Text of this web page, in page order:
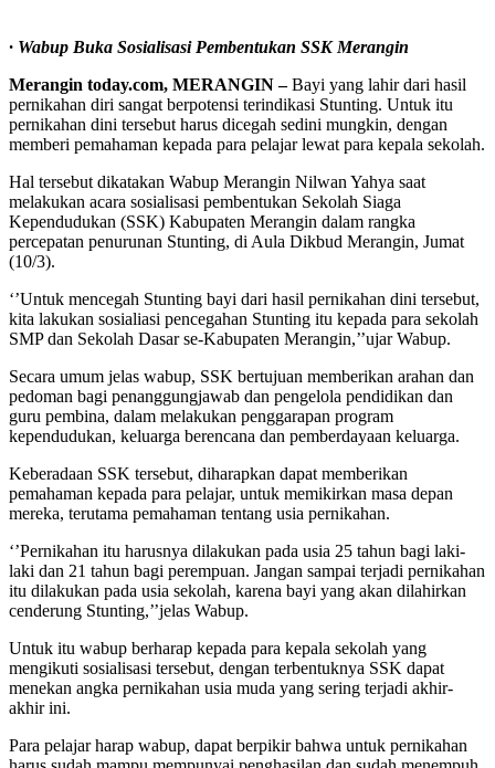
· Wabup Buka Sosialisasi Pembentukan SSK Merangin
Merangin today.com, MERANGIN –Bayi yang lahir dari hasil
pernikahan diri sangat berpotensi terindikasi Stunting. Untuk itu
pernikahan dini tersebut harus dicegah sedini mungkin, dengan
memberi pemahaman kepada para pelajar lewat para kepala sekolah.
Hal tersebut dikatakan Wabup Merangin Nilwan Yahya saat
melakukan acara sosialisasi pembentukan Sekolah Siaga
Kependudukan (SSK) Kabupaten Merangin dalam rangka
percepatan penurunan Stunting, di Aula Dikbud Merangin, Jumat
(10/3).
‘’Untuk mencegah Stunting bayi dari hasil pernikahan dini tersebut,
kita lakukan sosialiasi pencegahan Stunting itu kepada para sekolah
SMP dan Sekolah Dasar se-Kabupaten Merangin,’’ujar Wabup.
Secara umum jelas wabup, SSK bertujuan memberikan arahan dan
pedoman bagi penanggungjawab dan pengelola pendidikan dan
guru pembina, dalam melakukan penggarapan program
kependudukan, keluarga berencana dan pemberdayaan keluarga.
Keberadaan SSK tersebut, diharapkan dapat memberikan
pemahaman kepada para pelajar, untuk memikirkan masa depan
mereka, terutama pemahaman tentang usia pernikahan.
‘’Pernikahan itu harusnya dilakukan pada usia 25 tahun bagi laki-
laki dan 21 tahun bagi perempuan. Jangan sampai terjadi pernikahan
itu dilakukan pada usia sekolah, karena bayi yang akan dilahirkan
cenderung Stunting,’’jelas Wabup.
Untuk itu wabup berharap kepada para kepala sekolah yang
mengikuti sosialisasi tersebut, dengan terbentuknya SSK dapat
menekan angka pernikahan usia muda yang sering terjadi akhir-
akhir ini.
Para pelajar harap wabup, dapat berpikir bahwa untuk pernikahan